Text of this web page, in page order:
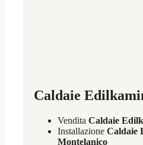
Caldaie
Vendita Caldaie
Installazione Caldaie
Montelanico